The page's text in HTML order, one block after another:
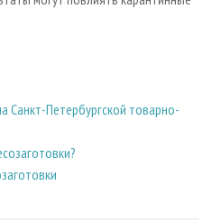
Санкт-Петербургской товарно-